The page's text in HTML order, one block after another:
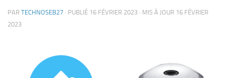
PAR TECHNOSEB27 · PUBLIÉ 16 FÉVRIER 2023 · MIS À JOUR 16 FÉVRIER
2023